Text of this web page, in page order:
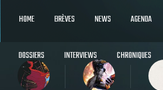
HOME BRÈVES NEWS AGENDA
DOSSIERS INTERVIEWS CHRONIQUES